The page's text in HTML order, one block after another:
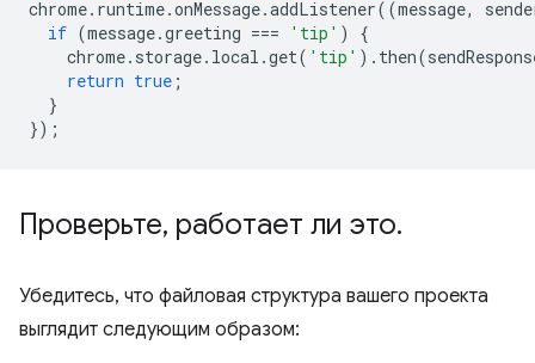
chrome. runtime.onMessage.addListener((message,
if (message.greeting === 'tip' )
{
chrome. storage. local .get( 'tip' ). then(
return true ;
}
});
Проверьте, работает ли это.
Убедитесь, что файловая структура вашего проекта
выглядит следующим образом: